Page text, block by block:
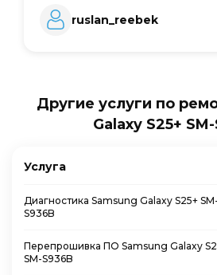
ruslan_reebek
Другие услуги по
Galaxy S25+
Услуга
Диагностика Samsung Galaxy S25+ SM-
S936B
Перепрошивка ПО Samsung Galaxy
SM-S936B